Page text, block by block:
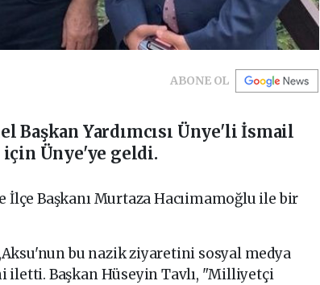
ABONE OL
Yardımcısı Ünye'li İsmail
Ünye'ye geldi.
İlçe Başkanı Murtaza Hacıimamoğlu ile bir
bu nazik ziyaretini sosyal medya
iletti. Başkan Hüseyin Tavlı, "Milliyetçi